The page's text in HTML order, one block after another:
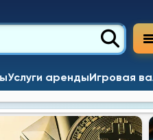
Услуги арендыИгровая